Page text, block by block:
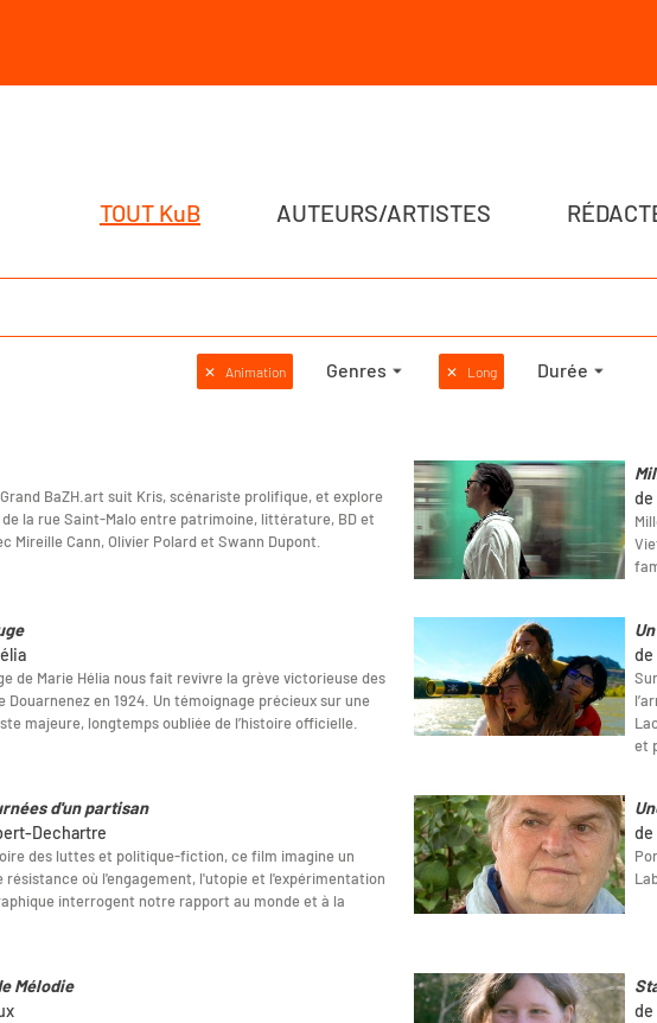
TOUT KuB AUTEURS/ARTISTES
✕ Animation Genres ✕ Long Durée
BaZH.art suit Kris, scénariste prolifique, et explore
la rue Saint-Malo entre patrimoine, littérature, BD et
Mireille Cann, Olivier Polard et Swann Dupont.
de
de Marie Hélia nous fait revivre la grève victorieuse des
Douarnenez en 1924. Un témoignage précieux sur une
majeure, longtemps oubliée de l’histoire officielle.
de
et
d'un partisan
Dechartre
des luttes et politique-fiction, ce film imagine un
résistance où l'engagement, l'utopie et l'expérimentation
interrogent notre rapport au monde et à la
de
Mélodie
de